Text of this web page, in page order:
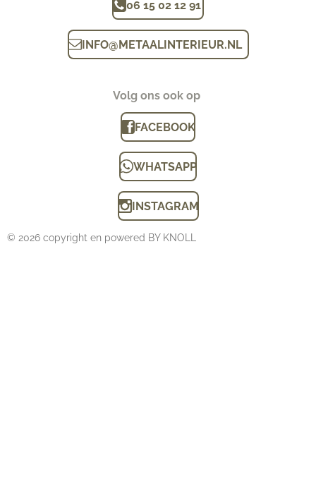
06 15 02 12 91
INFO@METAALINTERIEUR.NL
Volg ons ook op
FACEBOOK
WHATSAPP
INSTAGRAM
© 2026 copyright en powered BY KNOLL